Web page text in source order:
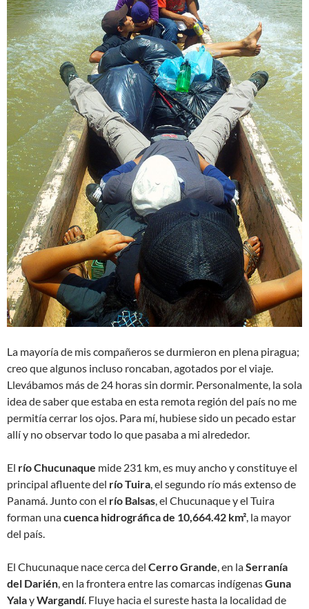
La mayoría de mis compañeros se durmieron en plena piragua;
creo que algunos incluso roncaban, agotados por el viaje.
Llevábamos más de 24 horas sin dormir. Personalmente, la sola
idea de saber que estaba en esta remota región del país no me
permitía cerrar los ojos. Para mí, hubiese sido un pecado estar
allí y no observar todo lo que pasaba a mi alrededor.
El río Chucunaque mide 231 km, es muy ancho y constituye el
principal afluente del río Tuira, el segundo río más extenso de
Panamá. Junto con el río Balsas, el Chucunaque y el Tuira
forman unacuenca hidrográfica de 10,664.42 km², la mayor
del país.
El Chucunaque nace cerca del Cerro Grande, en laSerranía
del Darién, en la frontera entre las comarcas indígenasGuna
YalayWargandí. Fluye hacia el sureste hasta la localidad de